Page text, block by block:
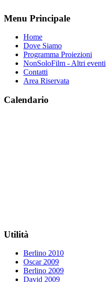
Menu Principale
Home
Dove Siamo
Programma Proiezioni
NonSoloFilm - Altri eventi
Contatti
Area Riservata
Calendario
Utilità
Berlino 2010
Oscar 2009
Berlino 2009
David 2009